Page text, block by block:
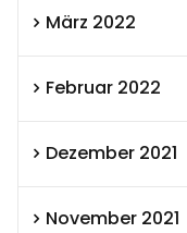
März 2022
Februar 2022
Dezember 2021
November 2021